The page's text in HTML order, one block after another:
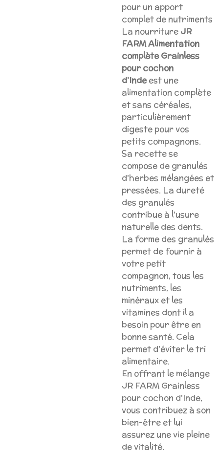
pour un apport
complet de nutriments
La nourriture JR
FARM Alimentation
complète Grainless
pour cochon
d'Inde est une
alimentation complète
et sans céréales,
particulièrement
digeste pour vos
petits compagnons.
Sa recette se
compose de granulés
d'herbes mélangées et
pressées. La dureté
des granulés
contribue à l'usure
naturelle des dents.
La forme des granulés
permet de fournir à
votre petit
compagnon, tous les
nutriments, les
minéraux et les
vitamines dont il a
besoin pour être en
bonne santé. Cela
permet d'éviter le tri
alimentaire.
En offrant le mélange
JR FARM Grainless
pour cochon d'Inde,
vous contribuez à son
bien-être et lui
assurez une vie pleine
de vitalité.